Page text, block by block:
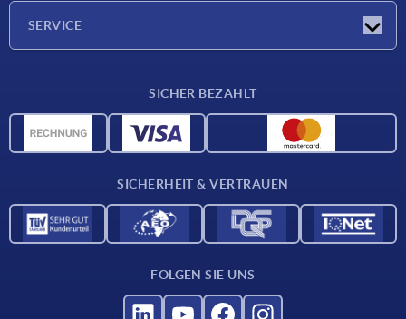
SERVICE
CAD-Daten
Für Lieferanten
SICHER BEZAHLT
SICHERHEIT & VERTRAUEN
FOLGEN SIE UNS